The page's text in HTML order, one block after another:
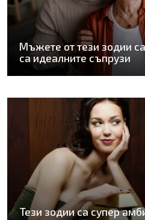
Мъжете от тези зодии
са идеалните съпрузи
Тези зодии са супер